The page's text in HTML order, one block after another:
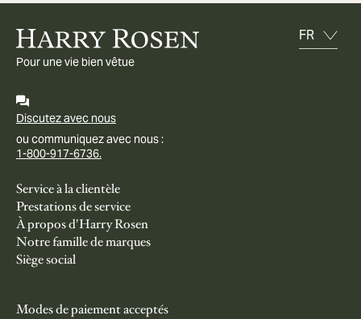
Pour une vie bien vêtue
Discutez avec nous
ou communiquez avec nous :
1-800-917-6736.
Service à la clientèle
Prestations de service
À propos d'Harry Rosen
Notre famille de marques
Siège social
Modes de paiement acceptés